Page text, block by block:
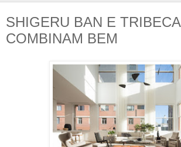
SHIGERU BAN E TRIBECA
COMBINAM BEM